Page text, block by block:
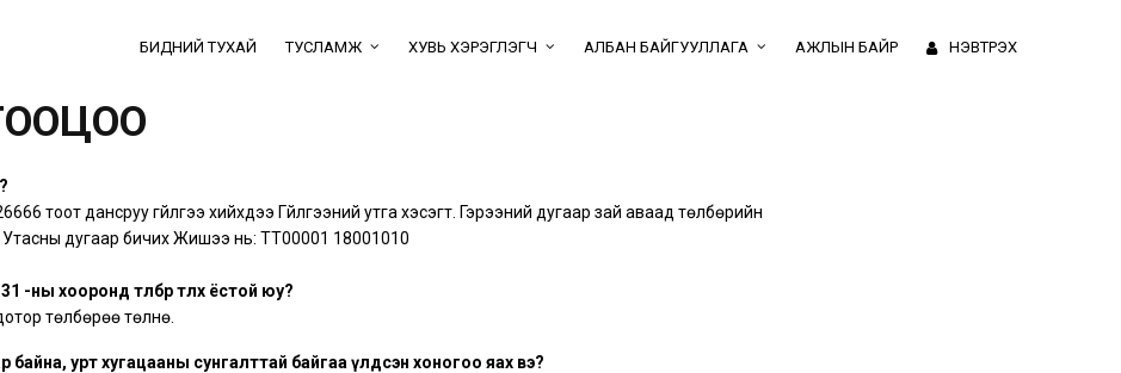
БИДНИЙ ТУХАЙ ТУСЛАМЖ ХУВЬ ХЭРЭГЛЭГЧ АЛБАН БАЙГУУЛЛАГА АЖЛЫН БАЙР НЭВТРЭХ
тоот дансруу гүйлгээ хийхдээ Гүйлгээний утга хэсэгт. Гэрээний дугаар зай аваад төлбөрийн
дугаар бичих Жишээ нь: TT00001 18001010
-ны хооронд төлбөрөө төлөх ёстой юу?
төлбөрөө төлнө.
байна, урт хугацааны сунгалттай байгаа үлдсэн хоногоо яах вэ?